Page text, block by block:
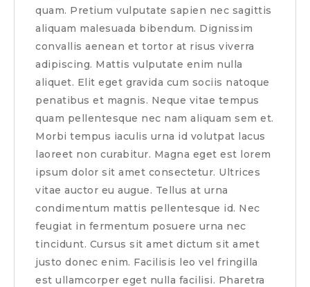
quam. Pretium vulputate sapien nec sagittis
aliquam malesuada bibendum. Dignissim
convallis aenean et tortor at risus viverra
adipiscing. Mattis vulputate enim nulla
aliquet. Elit eget gravida cum sociis natoque
penatibus et magnis. Neque vitae tempus
quam pellentesque nec nam aliquam sem et.
Morbi tempus iaculis urna id volutpat lacus
laoreet non curabitur. Magna eget est lorem
ipsum dolor sit amet consectetur. Ultrices
vitae auctor eu augue. Tellus at urna
condimentum mattis pellentesque id. Nec
feugiat in fermentum posuere urna nec
tincidunt. Cursus sit amet dictum sit amet
justo donec enim. Facilisis leo vel fringilla
est ullamcorper eget nulla facilisi. Pharetra